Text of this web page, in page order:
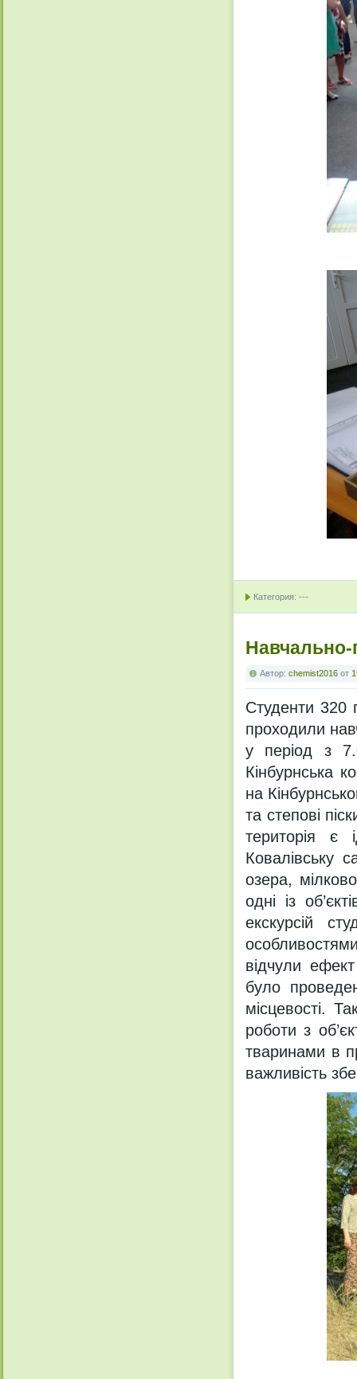
Категория: ---
Навчально-
Автор: chemist2016 от
Студенти 320
проходили
у період з
Кінбурнська
на
та степові
територія є
Ковалівську
озера,
одні із
екскурсій
відчули
було
місцевості.
роботи з
тваринами в
важливість